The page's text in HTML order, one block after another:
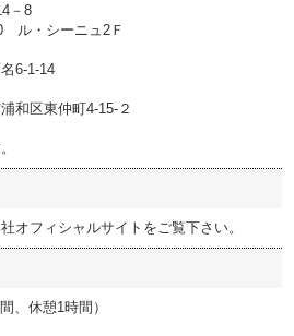
－8
・シーニュ2Ｆ
6‐1‐14
和区東仲町4‐15‐２
オフィシャルサイトをご覧下さい。
、休憩1時間）